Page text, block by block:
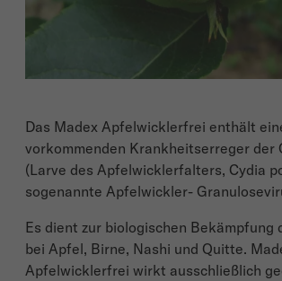
Das Madex Apfelwicklerfrei enthält
vorkommenden Krankheitserreger der
(Larve des Apfelwicklerfalters, Cydia
sogenannte Apfelwickler-
Es dient zur biologischen Bekämpfung
bei Apfel, Birne, Nashi und Quitte.
Apfelwicklerfrei wirkt ausschließlich